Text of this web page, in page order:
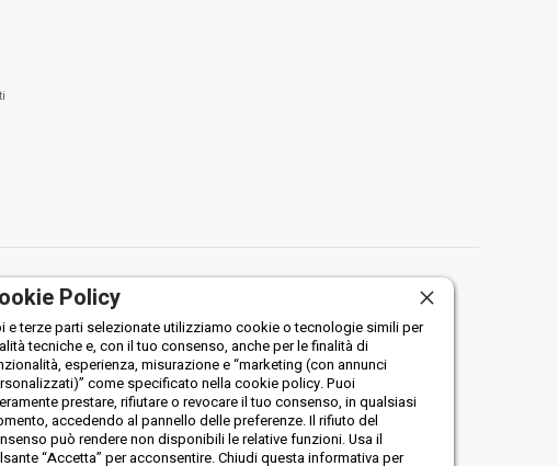
Policy
e terze parti selezionate utilizziamo cookie o tecnologie simili per
tecniche e, con il tuo consenso, anche per le finalità di
esperienza, misurazione e “marketing (con annunci
come specificato nella cookie policy. Puoi
prestare, rifiutare o revocare il tuo consenso, in qualsiasi
accedendo al pannello delle preferenze. Il rifiuto del
può rendere non disponibili le relative funzioni. Usa il
“Accetta” per acconsentire. Chiudi questa informativa per